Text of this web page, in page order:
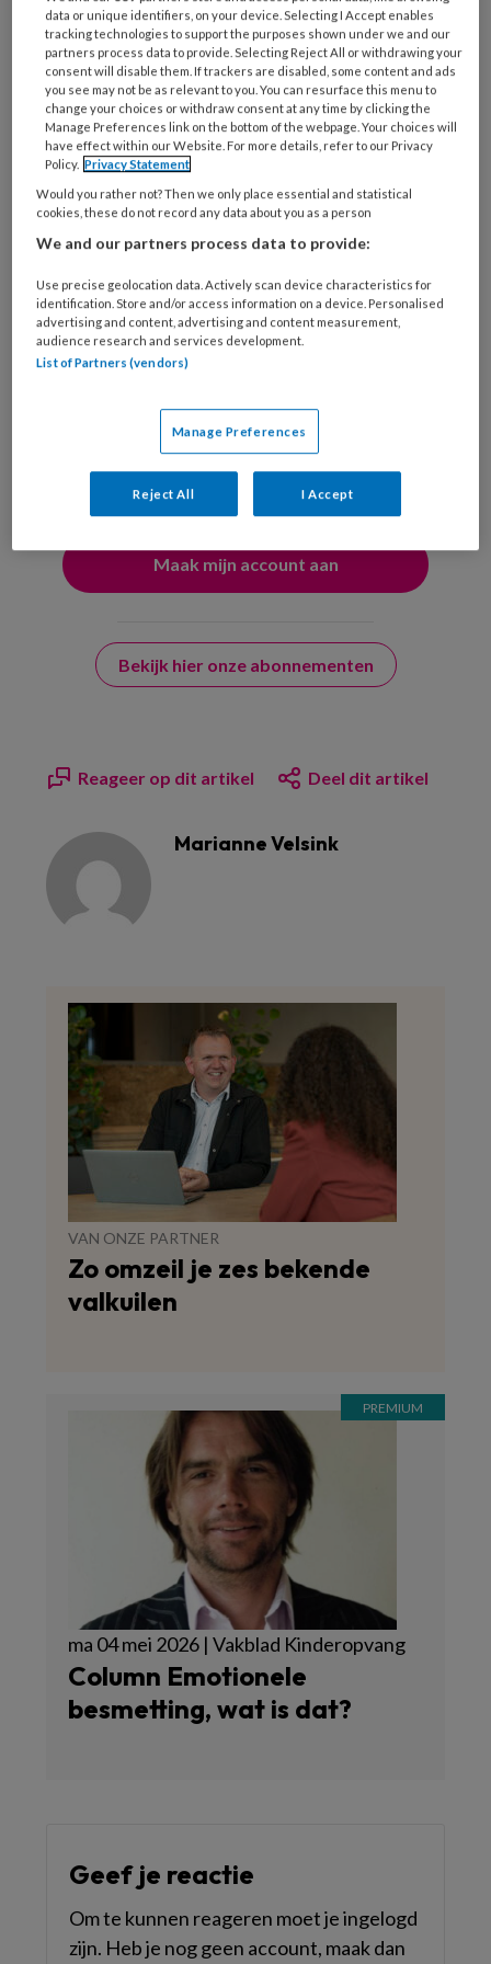
Bij
welke
organisatie
werk
je?
Untitled
Ontvang 2x per week de
KinderopvangTotaal nieuwsbrief
Ontvang iedere zondag het
Management Kinderopvang
Weekoverzicht
Ja, ik geef toestemming voor e-mails
van KinderopvangTotaal en
Springer Media B.V.
uw profiel in overeenstemming met onsprivacy statement
Bekijk hier onze abonnementen
Reageer op dit artikel Deel dit artikel
Marianne Velsink
VAN ONZE PARTNER
Zo omzeil je zes bekende
valkuilen
ma 04 mei 2026 | Vakblad Kinderopvang
Column Emotionele
besmetting, wat is dat?
Geef je reactie
Om te kunnen reageren moet je ingelogd
zijn. Heb je nog geen account, maak dan
data or unique identifiers, on your device. Selecting I Accept enables
tracking technologies to support the purposes shown under we and our
partners process data to provide. Selecting Reject All or withdrawing your
consent will disable them. If trackers are disabled, some content and ads
you see may not be as relevant to you. You can resurface this menu to
change your choices or withdraw consent at any time by clicking the
Manage Preferences link on the bottom of the webpage. Your choices will
have effect within our Website. For more details, refer to our Privacy
Policy. Privacy Statement
Would you rather not? Then we only place essential and statistical
cookies, these do not record any data about you as a person
We and our partners process data to provide:
Use precise geolocation data. Actively scan device characteristics for
identification. Store and/or access information on a device. Personalised
advertising and content, advertising and content measurement,
audience research and services development.
List of Partners (vendors)
Manage Preferences
Reject All I Accept